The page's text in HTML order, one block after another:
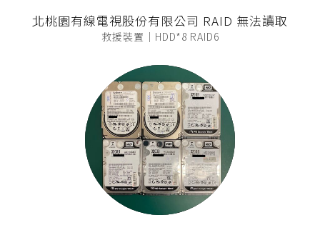
北桃園有線電視股份有限公司 RAID 無法讀取
救援裝置｜HDD*8 RAID6